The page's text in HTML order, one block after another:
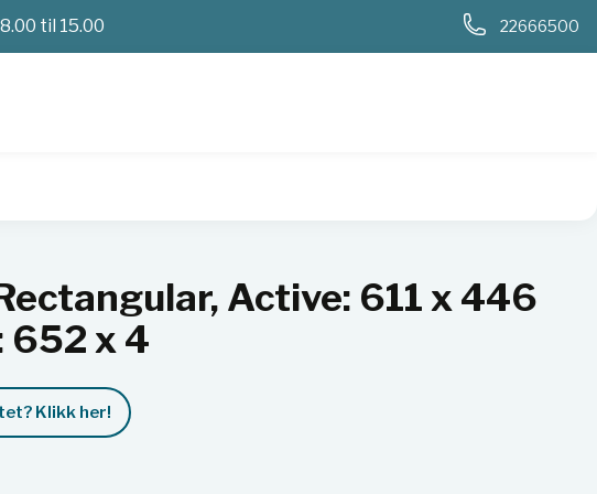
til 15.00 22666500
Active: 611 x 446
652 x 4
Klikk her!